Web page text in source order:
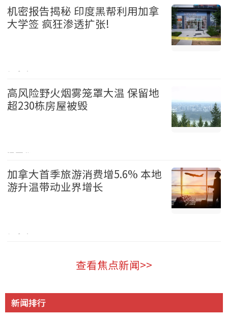
机密报告揭秘 印度黑帮利用加拿
大学签 疯狂渗透扩张!
加拿大 2026-08-05
高风险野火烟雾笼罩大温 保留地
超230栋房屋被毁
温哥华 2026-08-05
加拿大首季旅游消费增5.6% 本地
游升温带动业界增长
加拿大 2026-08-05
查看焦点新闻>>
新闻排行